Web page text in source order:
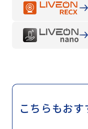
こちらもおす